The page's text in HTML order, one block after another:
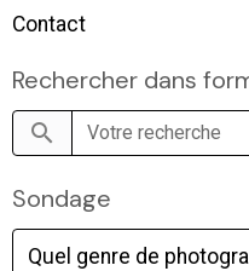
Contact
Rechercher dans
Sondage
Quel genre de